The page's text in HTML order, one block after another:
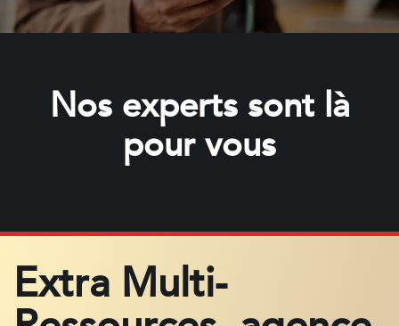
Nos experts sont là
pour vous
Extra Multi-